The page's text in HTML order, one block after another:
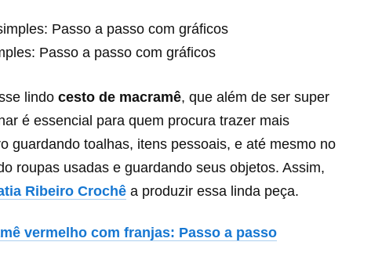
Passo a passo com gráficos
lindo cesto de macramê, que além de ser super
é essencial para quem procura trazer mais
guardando toalhas, itens pessoais, e até mesmo no
roupas usadas e guardando seus objetos. Assim,
Ribeiro Crochê a produzir essa linda peça.
vermelho com franjas: Passo a passo